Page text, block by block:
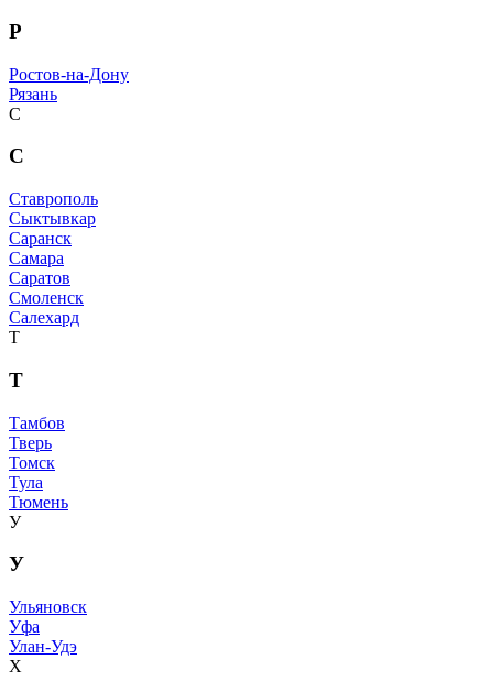
Р
Ростов-на-Дону
Рязань
С
С
Ставрополь
Сыктывкар
Саранск
Самара
Саратов
Смоленск
Салехард
Т
Т
Тамбов
Тверь
Томск
Тула
Тюмень
У
У
Ульяновск
Уфа
Улан-Удэ
Х